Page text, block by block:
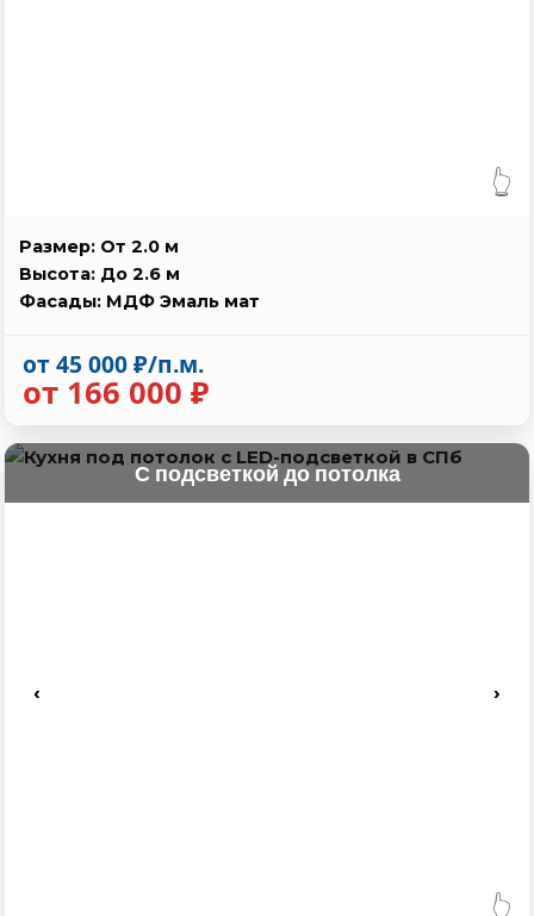
👆
Размер: От 2.0 м
Высота: До 2.6 м
Фасады: МДФ Эмаль мат
от 45 000 ₽/п.м.
от 166 000 ₽
С подсветкой до потолка
‹ ›
👆